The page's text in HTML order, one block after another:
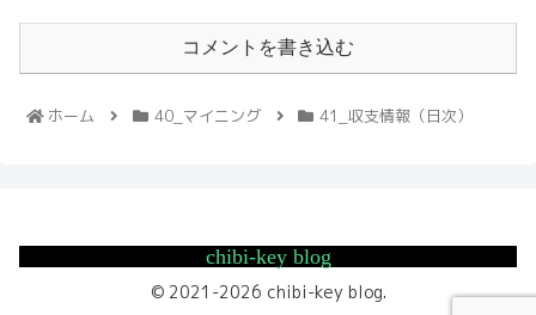
コメントを書き込む
ホーム 40_マイニング 41_収支情報（日次）
chibi-key blog
© 2021-2026 chibi-key blog.